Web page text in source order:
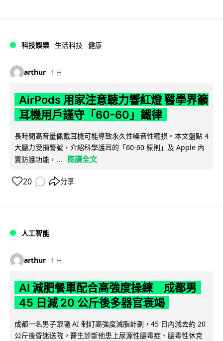
科技娛樂 生活科技 健康
arthur 1 日
AirPods 用家注意聽力響紅燈 醫學界籲
耳機用戶謹守「60-60」鐵律
長時間高音量佩戴耳機可能導致永久性噪音性聽損。本文盤點 4
大聽力受損警號，介紹科學護耳的「60-60 原則」及 Apple 內
置防護功能，...
閱讀全文
20 分享
人工智能
arthur 1 日
AI 減肥餐單配合高強度操練 成都男
45 日減 20 公斤後多器官衰竭
成都一名男子跟隨 AI 制訂高強度減脂計劃，45 日內減去約 20
公斤後昏迷送院。醫生診斷他患上尿源性膿毒症、膿毒性休克